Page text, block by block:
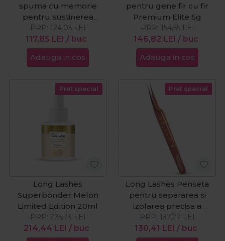
spuma cu memorie
pentru sustinerea
gatului
117,85 LEI / buc
PRP: 124,05 LEI
Adauga in cos
pentru gene fir cu fir
Premium Elite 5g
146,82 LEI / buc
PRP: 154,55 LEI
Adauga in cos
Pret special
Long Lashes
Superbonder Melon
Limited Edition 20ml
214,44 LEI / buc
PRP: 225,73 LEI
Pret special
Long Lashes Penseta
pentru separarea si
izolarea precisa a
genelor 13cm
130,41 LEI / buc
PRP: 137,27 LEI